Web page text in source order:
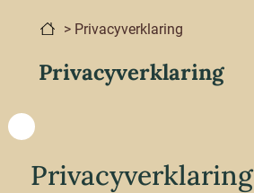
> Privacyverklaring
Privacyverklaring
Privacyverklaring